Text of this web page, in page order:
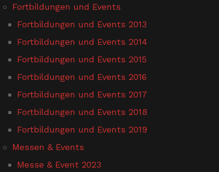
Fortbildungen und Events
Fortbildungen und Events 2013
Fortbildungen und Events 2014
Fortbildungen und Events 2015
Fortbildungen und Events 2016
Fortbildungen und Events 2017
Fortbildungen und Events 2018
Fortbildungen und Events 2019
Messen & Events
Messe & Event 2023